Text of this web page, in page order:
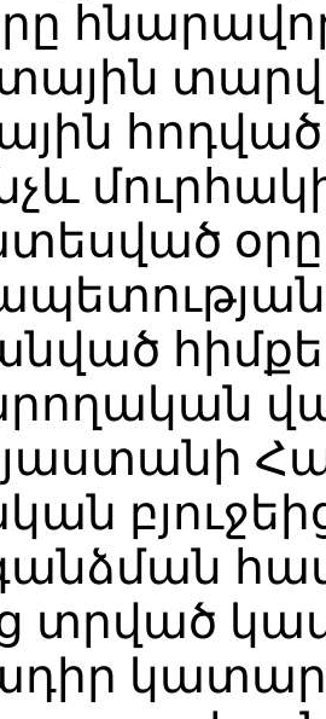
տրված